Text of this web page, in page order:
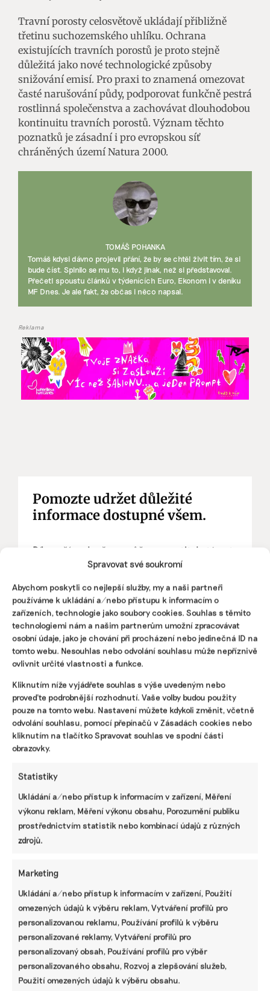
Spravovat své soukromí
Abychom poskytli co nejlepší služby, my a naši partneři
používáme k ukládání a/nebo přístupu k informacím o
zařízeních, technologie jako soubory cookies. Souhlas s těmito
technologiemi nám a našim partnerům umožní zpracovávat
osobní údaje, jako je chování při procházení nebo jedinečná ID na
tomto webu. Nesouhlas nebo odvolání souhlasu může nepříznivě
ovlivnit určité vlastnosti a funkce.
Kliknutím níže vyjádřete souhlas s výše uvedeným nebo
proveďte podrobnější rozhodnutí. Vaše volby budou použity
pouze na tomto webu. Nastavení můžete kdykoli změnit, včetně
odvolání souhlasu, pomocí přepínačů v Zásadách cookies nebo
kliknutím na tlačítko Spravovat souhlas ve spodní části
obrazovky.
Statistiky
Ukládání a/nebo přístup k informacím v zařízení, Měření
výkonu reklam, Měření výkonu obsahu, Porozumění publiku
prostřednictvím statistik nebo kombinací údajů z různých
zdrojů.
Marketing
Ukládání a/nebo přístup k informacím v zařízení, Použití
omezených údajů k výběru reklam, Vytváření profilů pro
personalizovanou reklamu, Používání profilů k výběru
personalizované reklamy, Vytváření profilů pro
personalizovaný obsah, Používání profilů pro výběr
personalizovaného obsahu, Rozvoj a zlepšování služeb,
Použití omezených údajů k výběru obsahu.
Travní porosty celosvětově ukládají přibližně
třetinu suchozemského uhlíku. Ochrana
existujících travních porostů je proto stejně
důležitá jako nové technologické způsoby
snižování emisí. Pro praxi to znamená omezovat
časté narušování půdy, podporovat funkčně pestrá
rostlinná společenstva a zachovávat dlouhodobou
kontinuitu travních porostů. Význam těchto
poznatků je zásadní i pro evropskou síť
chráněných území Natura 2000.
TOMÁŠ POHANKA
Tomáš kdysi dávno projevil přání, že by se chtěl živit tím, že si
bude číst. Splnilo se mu to, i když jinak, než si představoval.
Přečetl spoustu článků v týdenících Euro, Ekonom i v deníku
MF Dnes. Je ale fakt, že občas i něco napsal.
Reklama
Pomozte udržet důležité
informace dostupné všem.
Díky vaší podpoře se můžeme pustit do témat,
která by jinak nevznikla.
Přispějte na vznik obsahu.
FacebookX
PODOBNÉ PŘÍSPĚVKY